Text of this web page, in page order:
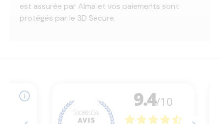
est assurée par Alma et vos paiements sont
protégés par le 3D Secure.